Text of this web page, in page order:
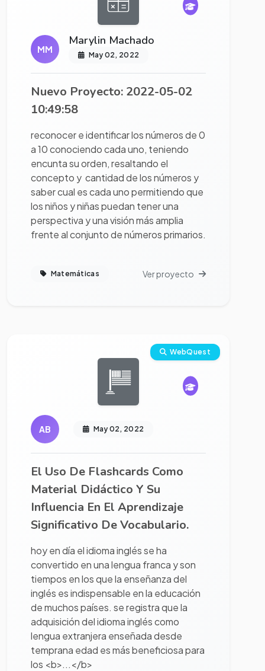
MM
Marylin Machado
May 02, 2022
Nuevo Proyecto: 2022-05-02
10:49:58
reconocer e identificar los números de 0
a 10 conociendo cada uno, teniendo
encunta su orden, resaltando el
concepto y cantidad de los números y
saber cual es cada uno permitiendo que
los niños y niñas puedan tener una
perspectiva y una visión más amplia
frente al conjunto de números primarios.
Matemáticas Ver proyecto
WebQuest
AB May 02, 2022
El Uso De Flashcards Como
Material Didáctico Y Su
Influencia En El Aprendizaje
Significativo De Vocabulario.
hoy en día el idioma inglés se ha
convertido en una lengua franca y son
tiempos en los que la enseñanza del
inglés es indispensable en la educación
de muchos países. se registra que la
adquisición del idioma inglés como
lengua extranjera enseñada desde
temprana edad es más beneficiosa para
los <b>...</b>